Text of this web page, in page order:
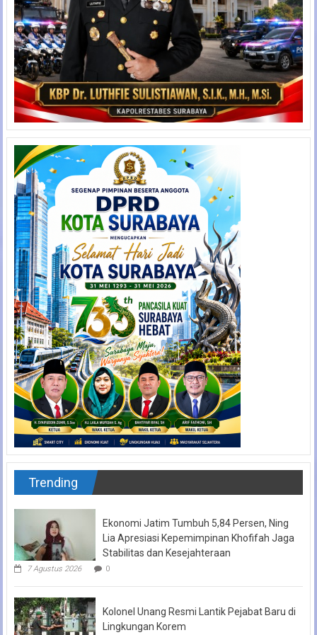
Trending
Ekonomi Jatim Tumbuh 5,84 Persen, Ning
Lia Apresiasi Kepemimpinan Khofifah Jaga
Stabilitas dan Kesejahteraan
7 Agustus 2026 0
Kolonel Unang Resmi Lantik Pejabat Baru di
Lingkungan Korem